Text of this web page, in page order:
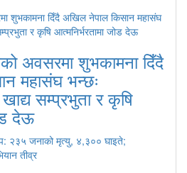
अवसरमा शुभकामना दिँदै
महासंघ भन्छः
सम्प्रभुता र कृषि
देऊ